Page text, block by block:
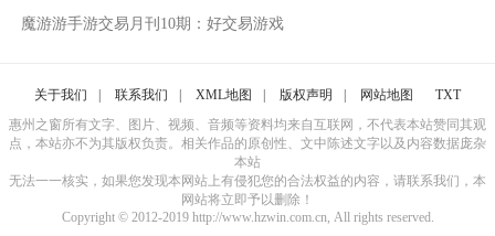
魔游游手游交易月刊10期：好交易游戏
关于我们 联系我们 XML地图 版权声明 网站地图
TXT
惠州之窗所有文字、图片、视频、音频等资料均来自互联网，不代表本站赞同其观
点，本站亦不为其版权负责。相关作品的原创性、文中陈述文字以及内容数据庞杂
本站
无法一一核实，如果您发现本网站上有侵犯您的合法权益的内容，请联系我们，本
网站将立即予以删除！
Copyright © 2012-2019 http://www.hzwin.com.cn, All rights reserved.